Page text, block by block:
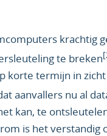
krachtig
te breken
korte termijn in zicht
aanvallers nu al
kan, te
is het verstandig